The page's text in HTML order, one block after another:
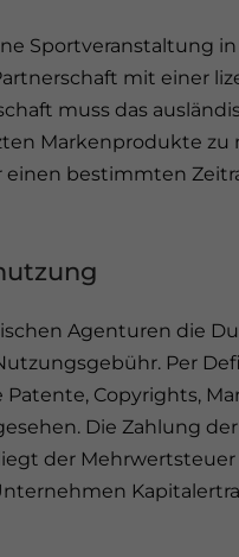
Sportveranstaltung
mit einer
muss das
Markenprodukte
einen bestimmten
Agenturen die
Per
Copyrights,
Die Zahlung
der Mehrwertsteuer